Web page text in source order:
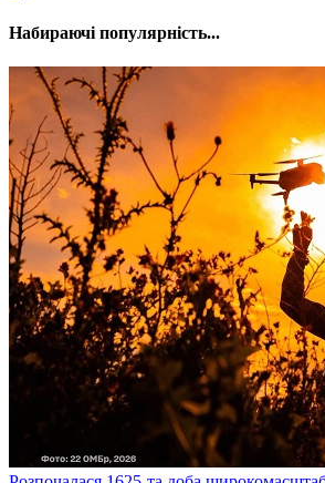
Набираючі популярність...